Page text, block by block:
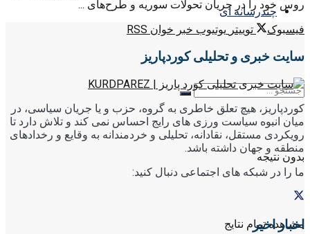
چندرسانه ای
بدون نتیجه
مشاهده تمام نتایج
روس خود را در جریان تحولات سوریه و طرح‌های ...
فیسبوک
توییتر یوتیوب خبر خوان RSS
سایت خبری و تحلیلی کوردپاریز
کوردپاریز، هیچ تعلق خاطری به گروه، حزب و یا جریان سیاسی، در
میان انبوه سیاست ورزی های رایج احساس نمی کند و تلاش دارد تا
رویکردی مستقل، نقادانه، تحلیلی و خردمندانه به وقایع و رخدادهای
منطقه و جهان داشته باشد.
ما را در شبکه های اجتماعی دنبال کنید:
اخبار اخیر